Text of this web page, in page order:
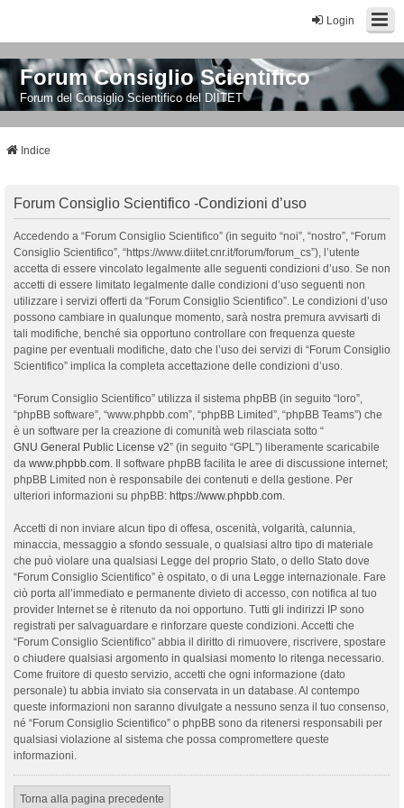
Login
Forum Consiglio Scientifico
Forum del Consiglio Scientifico del DIITET
Indice
Forum Consiglio Scientifico -Condizioni d’uso
Accedendo a “Forum Consiglio Scientifico” (in seguito “noi”, “nostro”, “Forum
Consiglio Scientifico”, “https://www.diitet.cnr.it/forum/forum_cs”), l’utente
accetta di essere vincolato legalmente alle seguenti condizioni d’uso. Se non
accetti di essere limitato legalmente dalle condizioni d’uso seguenti non
utilizzare i servizi offerti da “Forum Consiglio Scientifico”. Le condizioni d’uso
possono cambiare in qualunque momento, sarà nostra premura avvisarti di
tali modifiche, benché sia opportuno controllare con frequenza queste
pagine per eventuali modifiche, dato che l’uso dei servizi di “Forum Consiglio
Scientifico” implica la completa accettazione delle condizioni d’uso.
“Forum Consiglio Scientifico” utilizza il sistema phpBB (in seguito “loro”,
“phpBB software”, “www.phpbb.com”, “phpBB Limited”, “phpBB Teams”) che
è un software per la creazione di comunità web rilasciata sotto “
GNU General Public License v2” (in seguito “GPL”) liberamente scaricabile
da www.phpbb.com. Il software phpBB facilita le aree di discussione internet;
phpBB Limited non è responsabile dei contenuti e della gestione. Per
ulteriori informazioni su phpBB: https://www.phpbb.com.
Accetti di non inviare alcun tipo di offesa, oscenità, volgarità, calunnia,
minaccia, messaggio a sfondo sessuale, o qualsiasi altro tipo di materiale
che può violare una qualsiasi Legge del proprio Stato, o dello Stato dove
“Forum Consiglio Scientifico” è ospitato, o di una Legge internazionale. Fare
ciò porta all’immediato e permanente divieto di accesso, con notifica al tuo
provider Internet se è ritenuto da noi opportuno. Tutti gli indirizzi IP sono
registrati per salvaguardare e rinforzare queste condizioni. Accetti che
“Forum Consiglio Scientifico” abbia il diritto di rimuovere, riscrivere, spostare
o chiudere qualsiasi argomento in qualsiasi momento lo ritenga necessario.
Come fruitore di questo servizio, accetti che ogni informazione (dato
personale) tu abbia inviato sia conservata in un database. Al contempo
queste informazioni non saranno divulgate a nessuno senza il tuo consenso,
né “Forum Consiglio Scientifico” o phpBB sono da ritenersi responsabili per
qualsiasi violazione al sistema che possa compromettere queste
informazioni.
Torna alla pagina precedente